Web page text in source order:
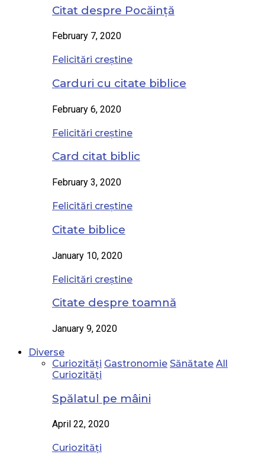
Citat despre Pocăință
February 7, 2020
Felicitări creștine
Carduri cu citate biblice
February 6, 2020
Felicitări creștine
Card citat biblic
February 3, 2020
Felicitări creștine
Citate biblice
January 10, 2020
Felicitări creștine
Citate despre toamnă
January 9, 2020
Diverse
Curiozități Gastronomie Sănătate All
Curiozități
Spălatul pe mâini
April 22, 2020
Curiozități